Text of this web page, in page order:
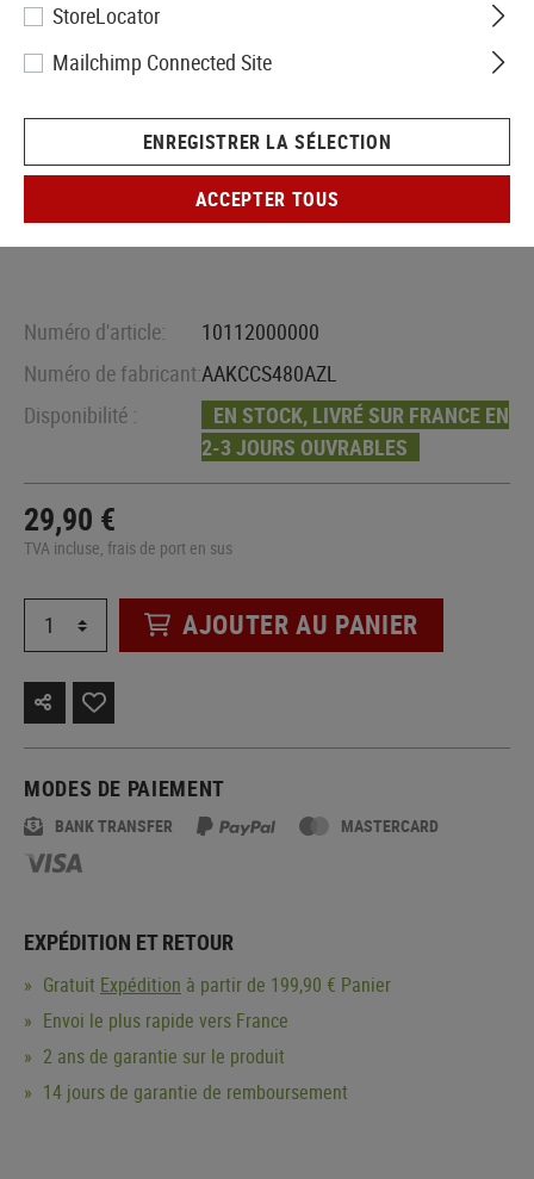
Numéro d'article:
10112000000
Numéro de fabricant:AAKCCS480AZL
Disponibilité :
EN STOCK, LIVRÉ SUR FRANCE EN
2-3 JOURS OUVRABLES
29,90 €
TVA incluse, frais de port en sus
AJOUTER AU PANIER
MODES DE PAIEMENT
BANK TRANSFER MASTERCARD
EXPÉDITION ET RETOUR
Gratuit Expédition à partir de 199,90 € Panier
Envoi le plus rapide vers France
2 ans de garantie sur le produit
14 jours de garantie de remboursement
StoreLocator
Mailchimp Connected Site
ENREGISTRER LA SÉLECTION
ACCEPTER TOUS